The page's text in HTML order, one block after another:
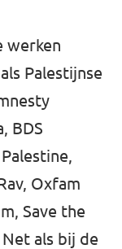
werken
Palestijnse
BDS
Oxfam
Save the
als bij de